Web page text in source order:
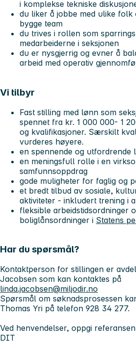
i komplekse tekniske
du liker å jobbe med ulike folk
bygge team
du trives i rollen som
medarbeiderne i seksjonen
du er nysgjerrig og evner å
arbeid med operativ
Vi tilbyr
Fast stilling med lønn som
spennet fra kr. 1 000 000- 1
og kvalifikasjoner. Særskilt
vurderes høyere.
en spennende og utfordrende
en meningsfull rolle i en
samfunnsoppdrag
gode muligheter for faglig og
et bredt tilbud av sosiale,
aktiviteter - inkludert trening i
fleksible arbeidstidsordninger
boliglånsordninger i Statens
Har du spørsmål?
Kontaktperson for stillingen er
Jacobsen som kan kontaktes på
linda.jacobsen@miljodir.no
Spørsmål om søknadsprosessen
Thomas Yri på telefon 928 34 277.
Ved henvendelser, oppgi
DIT